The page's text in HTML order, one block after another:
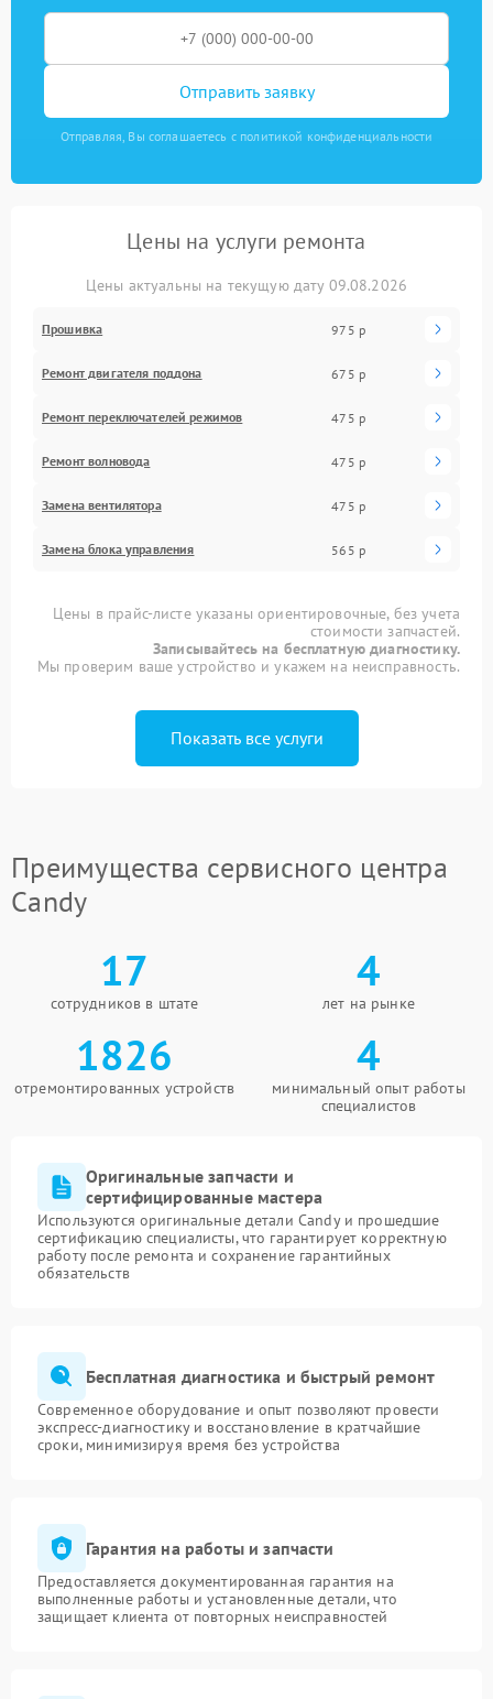
Отправить заявку
Отправляя, Вы соглашаетесь с политикой конфиденциальности
Цены на услуги ремонта
Цены актуальны на текущую дату 09.08.2026
Прошивка 975 р
Ремонт двигателя поддона 675 р
Ремонт переключателей режимов 475 р
Ремонт волновода 475 р
Замена вентилятора 475 р
Замена блока управления 565 р
Цены в прайс-листе указаны ориентировочные, без учета
стоимости запчастей.
Записывайтесь на бесплатную диагностику.
Мы проверим ваше устройство и укажем на неисправность.
Показать все услуги
Преимущества сервисного центра
Candy
17
сотрудников в штате
4
лет на рынке
1826
отремонтированных устройств
4
минимальный опыт работы
специалистов
Оригинальные запчасти и
сертифицированные мастера
Используются оригинальные детали Candy и прошедшие
сертификацию специалисты, что гарантирует корректную
работу после ремонта и сохранение гарантийных
обязательств
Бесплатная диагностика и быстрый ремонт
Современное оборудование и опыт позволяют провести
экспресс-диагностику и восстановление в кратчайшие
сроки, минимизируя время без устройства
Гарантия на работы и запчасти
Предоставляется документированная гарантия на
выполненные работы и установленные детали, что
защищает клиента от повторных неисправностей